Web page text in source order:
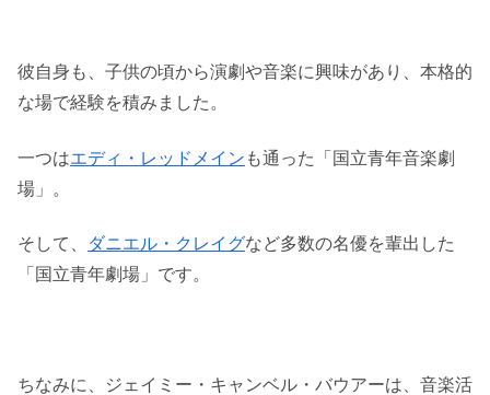
彼自身も、子供の頃から演劇や音楽に興味があり、本格的
な場で経験を積みました。
一つはエディ・レッドメイン も通った「国立青年音楽劇
場」。
そして、 ダニエル・クレイグなど多数の名優を輩出した
「国立青年劇場」です。
ちなみに、ジェイミー・キャンベル・バウアーは、音楽活